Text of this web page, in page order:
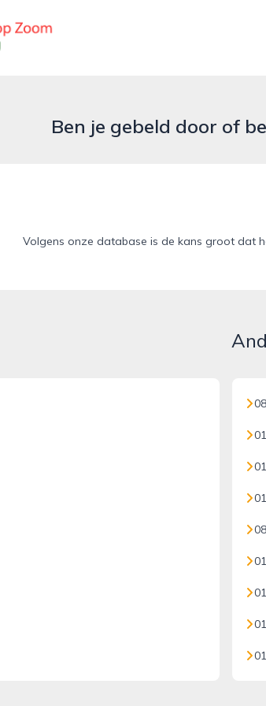
Ben je gebeld door of
Volgens onze database is de kans groot dat